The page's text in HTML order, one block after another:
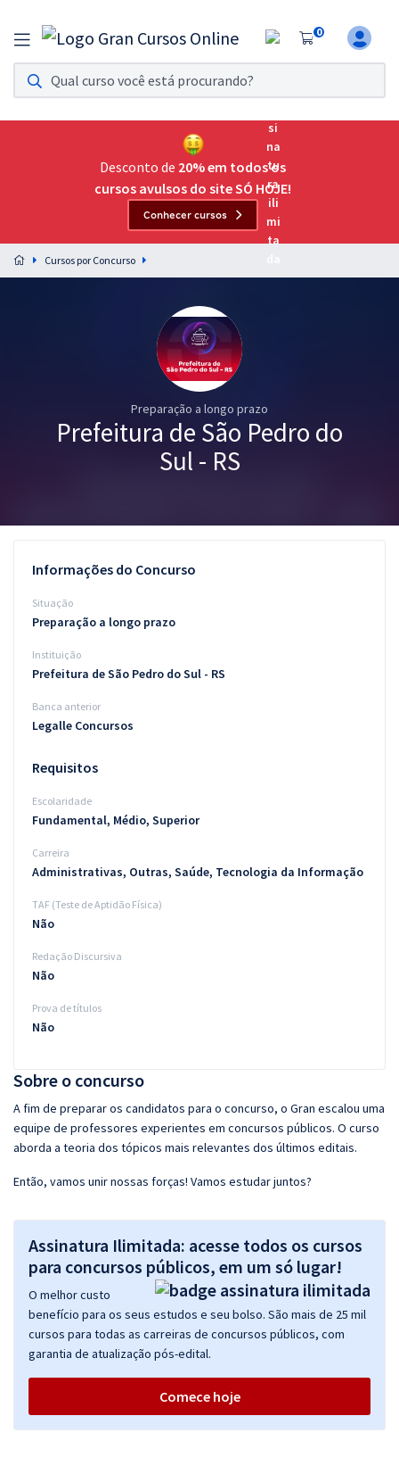
0
Assinatura Ilimitada 11
Acesso a todos os cursos. Teste grátis por 7 dias!
Assinatura OAB Até Passar
Acesso ilimitado a toda preparação para o Exame da
Preparação completa e intensiva para as principais
residências em saúde do Brasil
Conteúdo gratuito
Blog
Desconto de 20% em todos os
cursos avulsos do site SÓ HOJE!
Conhecer cursos
Cursos por Concurso
Preparação a longo prazo
Prefeitura de São Pedro do
Sul - RS
Sobre o concurso
A fim de preparar os candidatos para o concurso, o Gran escalou uma
equipe de professores experientes em concursos públicos. O curso
aborda a teoria dos tópicos mais relevantes dos últimos editais.
Então, vamos unir nossas forças! Vamos estudar juntos?
Assinatura Ilimitada: acesse todos os cursos
para concursos públicos, em um só lugar!
O melhor custo
benefício para os seus estudos e seu bolso. São mais de 25 mil
cursos para todas as carreiras de concursos públicos, com
garantia de atualização pós-edital.
Comece hoje
Informações do Concurso
Situação
Preparação a longo prazo
Instituição
Prefeitura de São Pedro do Sul - RS
Banca anterior
Legalle Concursos
Requisitos
Escolaridade
Fundamental, Médio, Superior
Carreira
Administrativas, Outras, Saúde, Tecnologia da Informação
TAF (Teste de Aptidão Física)
Não
Redação Discursiva
Não
Prova de títulos
Não